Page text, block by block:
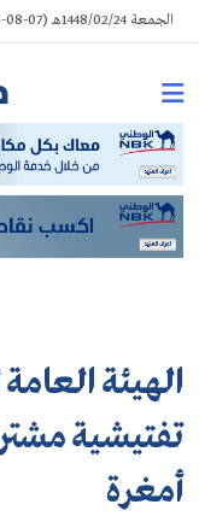
Skip
to
الجمعة 1448/02/24هـ (07-08-2026م) | الكويت
الهيئة
تفتيشية
أمغرة